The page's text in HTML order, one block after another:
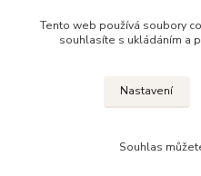
2024 © DogDen.cz,
Tento web používá soubory
souhlasíte s ukládáním a
Nastavení
Souhlas